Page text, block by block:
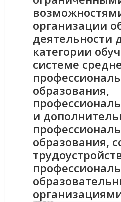
организации
деятельности
категории
системе
образования,
и
образования,